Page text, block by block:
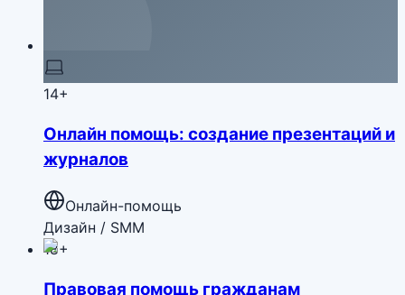
14+
Онлайн помощь: создание презентаций и
журналов
Онлайн-помощь
Дизайн / SMM
18+
Правовая помощь гражданам